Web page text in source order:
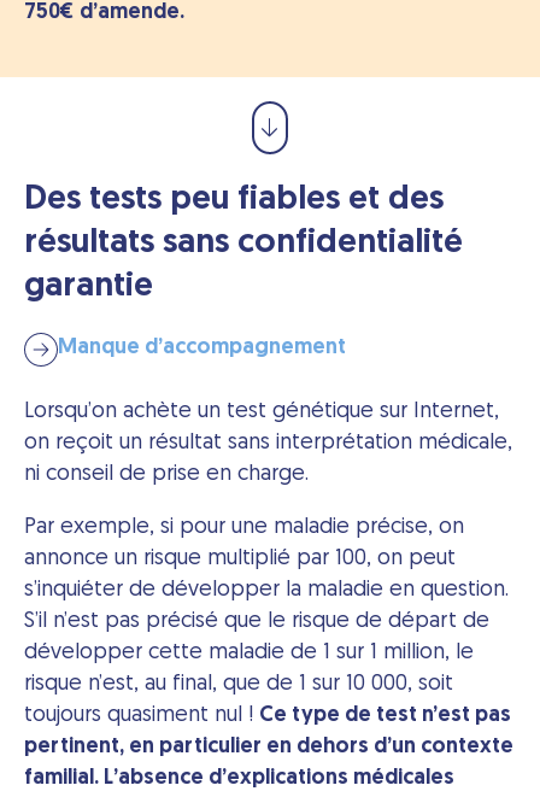
750€ d’amende.
Des tests peu fiables et des
résultats sans confidentialité
garantie
Manque d’accompagnement
Lorsqu’on achète un test génétique sur Internet,
on reçoit un résultat sans interprétation médicale,
ni conseil de prise en charge.
Par exemple, si pour une maladie précise, on
annonce un risque multiplié par 100, on peut
s’inquiéter de développer la maladie en question.
S’il n’est pas précisé que le risque de départ de
développer cette maladie de 1 sur 1 million, le
risque n’est, au final, que de 1 sur 10 000, soit
toujours quasiment nul ! Ce type de test n’est pas
pertinent, en particulier en dehors d’un contexte
familial. L’absence d’explications médicales